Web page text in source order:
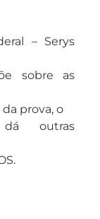
– Serys
sobre as
prova, o
outras